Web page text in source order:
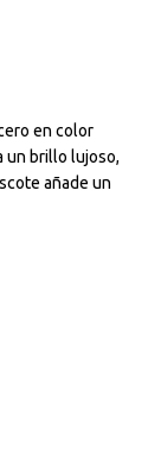
en color
un brillo lujoso,
añade un